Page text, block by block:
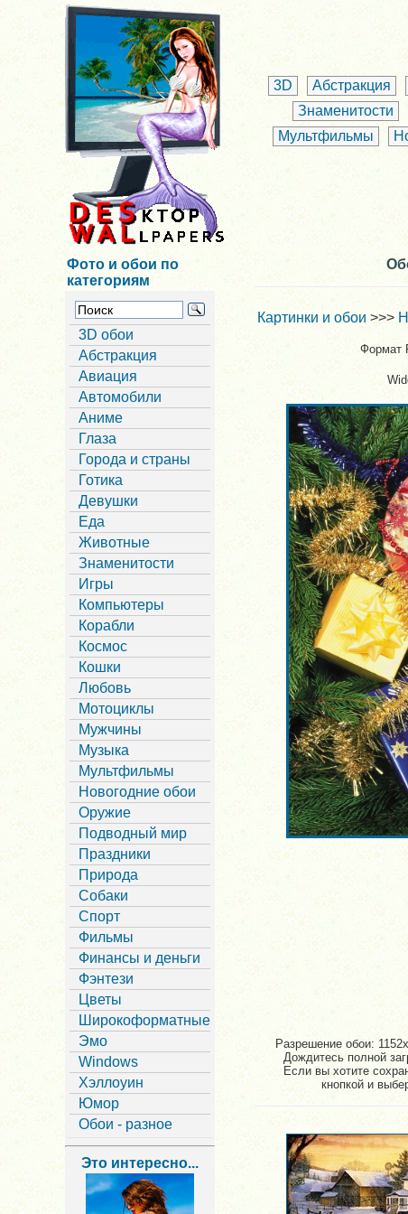
3D Абстракция
Знаменитости
Мультфильмы
Фото и обои по
категориям
3D обои
Абстракция
Авиация
Автомобили
Аниме
Глаза
Города и страны
Готика
Девушки
Еда
Животные
Знаменитости
Игры
Компьютеры
Корабли
Космос
Кошки
Любовь
Мотоциклы
Мужчины
Музыка
Мультфильмы
Новогодние обои
Оружие
Подводный мир
Праздники
Природа
Собаки
Спорт
Фильмы
Финансы и деньги
Фэнтези
Цветы
Широкоформатные
Эмо
Windows
Хэллоуин
Юмор
Обои - разное
Это интересно...
Картинки и обои>>>
Формат
Разрешение обои:
Дождитесь полной
Если вы хотите
кнопкой и